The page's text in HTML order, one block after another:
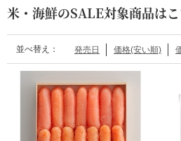
米・海鮮のSALE対象商品は
並べ替え： 発売日 価格(安い順)